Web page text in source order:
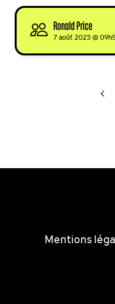
Ronald Price
7 août 2023 @
Mentions